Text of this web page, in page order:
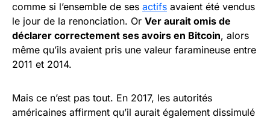
comme si l’ensemble de ses actifs avaient été vendus
le jour de la renonciation. Or Ver aurait omis de
déclarer correctement ses avoirs en Bitcoin, alors
même qu’ils avaient pris une valeur faramineuse entre
2011 et 2014.
Mais ce n’est pas tout. En 2017, les autorités
américaines affirment qu’il aurait également dissimulé